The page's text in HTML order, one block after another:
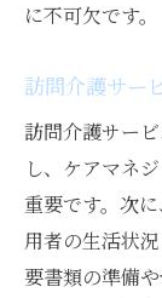
に不可欠です。
訪問介護サー
訪問介護サー
し、ケアマネ
重要です。次
用者の生活状
要書類の準備